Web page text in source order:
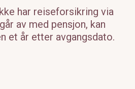
har reiseforsikring via
av med pensjon, kan
et år etter avgangsdato.